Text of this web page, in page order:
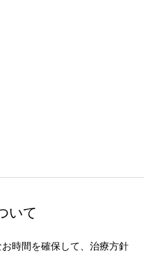
いて
時間を確保して、治療方針